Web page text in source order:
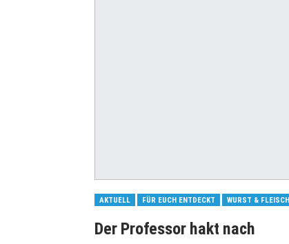
AKTUELL FÜR EUCH ENTDECKT WURST & FLEISCH
Der Professor hakt nach